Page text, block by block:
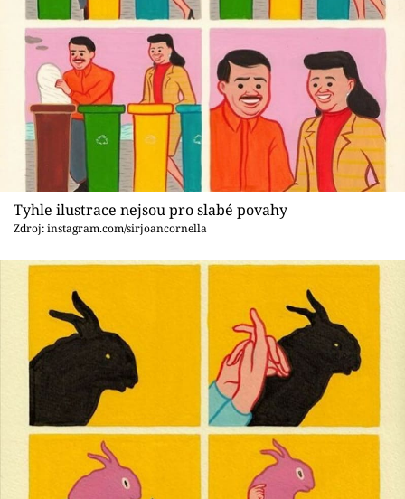
Tyhle ilustrace nejsou pro slabé povahy
Zdroj: instagram.com/sirjoancornella